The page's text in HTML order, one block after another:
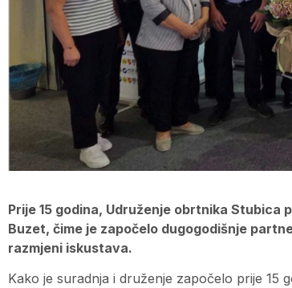
Prije 15 godina, Udruženje obrtnika
Buzet, čime je započelo dugogodišnje
razmjeni iskustava.
Kako je suradnja i druženje započelo prije 15